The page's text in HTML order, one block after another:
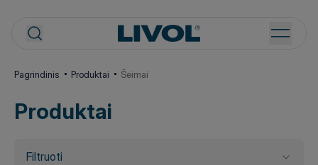
Pagrindinis Produktai Šeimai
Produktai
Filtruoti